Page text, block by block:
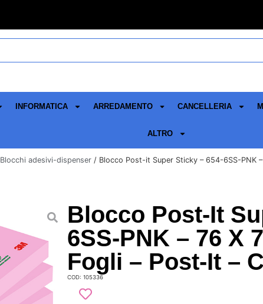
INFORMATICA ARREDAMENTO CANCELLERIA
ALTRO
Blocchi adesivi-dispenser / Blocco Post-it Super Sticky – 654-6SS-PNK
Blocco Post-It
6SS-PNK – 76 X
Fogli – Post-It –
COD: 105336